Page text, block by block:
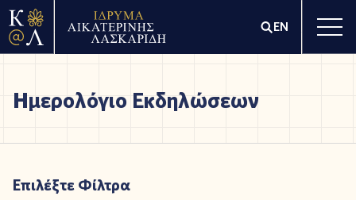
EN
Ημερολόγιο Εκδηλώσεων
Επιλέξτε Φίλτρα